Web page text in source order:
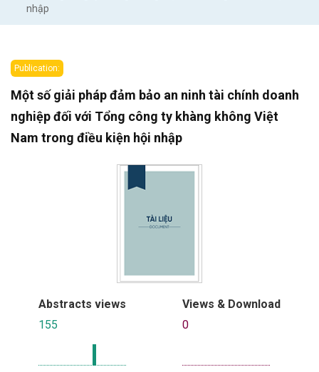
nhập
Publication:
Một số giải pháp đảm bảo an ninh tài chính doanh
nghiệp đối với Tổng công ty khàng không Việt
Nam trong điều kiện hội nhập
Abstracts views
155
Views & Download
0